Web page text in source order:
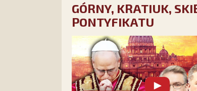
GÓRNY, KRATIUK,
PONTYFIKATU